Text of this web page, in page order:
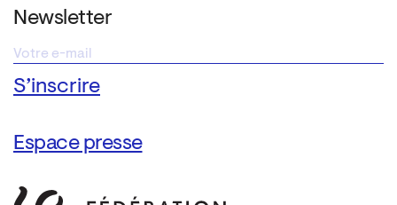
Newsletter
Espace presse